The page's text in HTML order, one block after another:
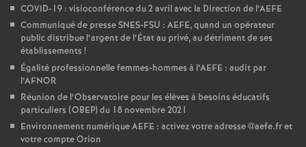
COVID-19 : visioconférence du 2 avril avec la Direction de l’AEFE
Communiqué de presse SNES-FSU : AEFE, quand un opérateur
public distribue l’argent de l’État au privé, au détriment de ses
établissements !
Égalité professionnelle femmes-hommes à l’AEFE : audit par
l’AFNOR
Réunion de l’Observatoire pour les élèves à besoins éducatifs
particuliers (OBEP) du 18 novembre 2021
Environnement numérique AEFE : activez votre adresse @aefe.fr et
votre compte Orion